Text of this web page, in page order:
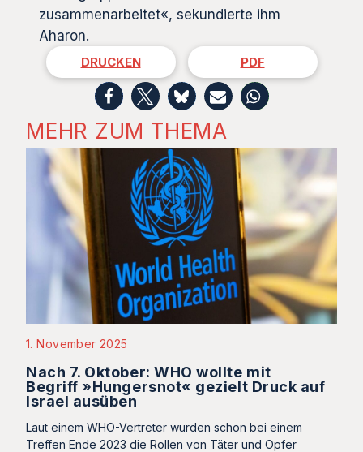
zusammenarbeitet«, sekundierte ihm
Aharon.
DRUCKEN PDF
MEHR ZUM THEMA
1. November 2025
Nach 7. Oktober: WHO wollte mit
Begriff »Hungersnot« gezielt Druck auf
Israel ausüben
Laut einem WHO-Vertreter wurden schon bei einem
Treffen Ende 2023 die Rollen von Täter und Opfer